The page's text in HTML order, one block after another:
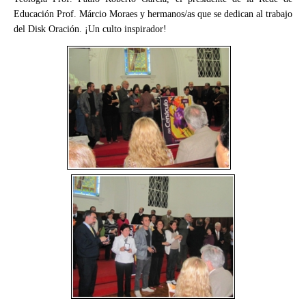
Educación Prof. Márcio Moraes y hermanos/as que se dedican al trabajo
del Disk Oración. ¡Un culto inspirador!